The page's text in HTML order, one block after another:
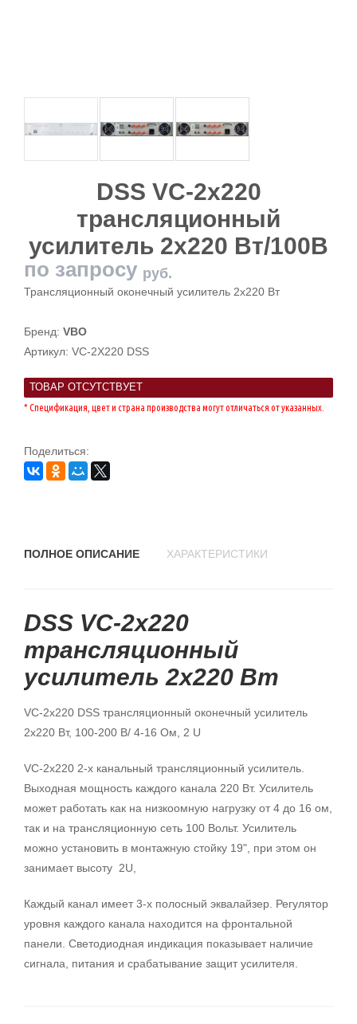
DSS VC-2x220
трансляционный
усилитель 2х220 Вт/100В
по запросу руб.
Трансляционный оконечный усилитель 2х220 Вт
Бренд: VBO
Артикул: VC-2X220 DSS
ТОВАР ОТСУТСТВУЕТ
* Спецификация, цвет и страна производства могут отличаться от указанных.
Поделиться:
ПОЛНОЕ ОПИСАНИЕ ХАРАКТЕРИСТИКИ
DSS VC-2x220
трансляционный
усилитель 2х220 Вт
VC-2x220 DSS трансляционный оконечный усилитель
2х220 Вт, 100-200 В/ 4-16 Ом, 2 U
VC-2x220 2-х канальный трансляционный усилитель.
Выходная мощность каждого канала 220 Вт. Усилитель
может работать как на низкоомную нагрузку от 4 до 16 ом,
так и на трансляционную сеть 100 Вольт. Усилитель
можно установить в монтажную стойку 19", при этом он
занимает высоту 2U,
Каждый канал имеет 3-х полосный эквалайзер. Регулятор
уровня каждого канала находится на фронтальной
панели. Светодиодная индикация показывает наличие
сигнала, питания и срабатывание защит усилителя.